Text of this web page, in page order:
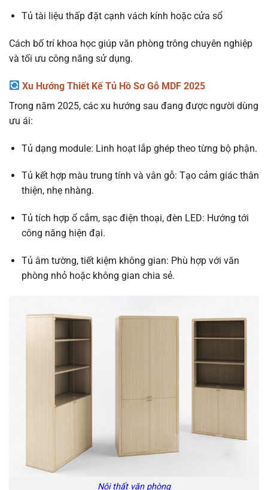
Tủ tài liệu thấp đặt cạnh vách kính hoặc cửa sổ
Cách bố trí khoa học giúp văn phòng trông chuyên nghiệp
và tối ưu công năng sử dụng.
Xu Hướng Thiết Kế Tủ Hồ Sơ Gỗ MDF 2025
Trong năm 2025, các xu hướng sau đang được người dùng
ưu ái:
Tủ dạng module: Linh hoạt lắp ghép theo từng bộ phận.
Tủ kết hợp màu trung tính và vân gỗ: Tạo cảm giác thân
thiện, nhẹ nhàng.
Tủ tích hợp ổ cắm, sạc điện thoại, đèn LED: Hướng tới
công năng hiện đại.
Tủ âm tường, tiết kiệm không gian: Phù hợp với văn
phòng nhỏ hoặc không gian chia sẻ.
Nội thất văn phòng